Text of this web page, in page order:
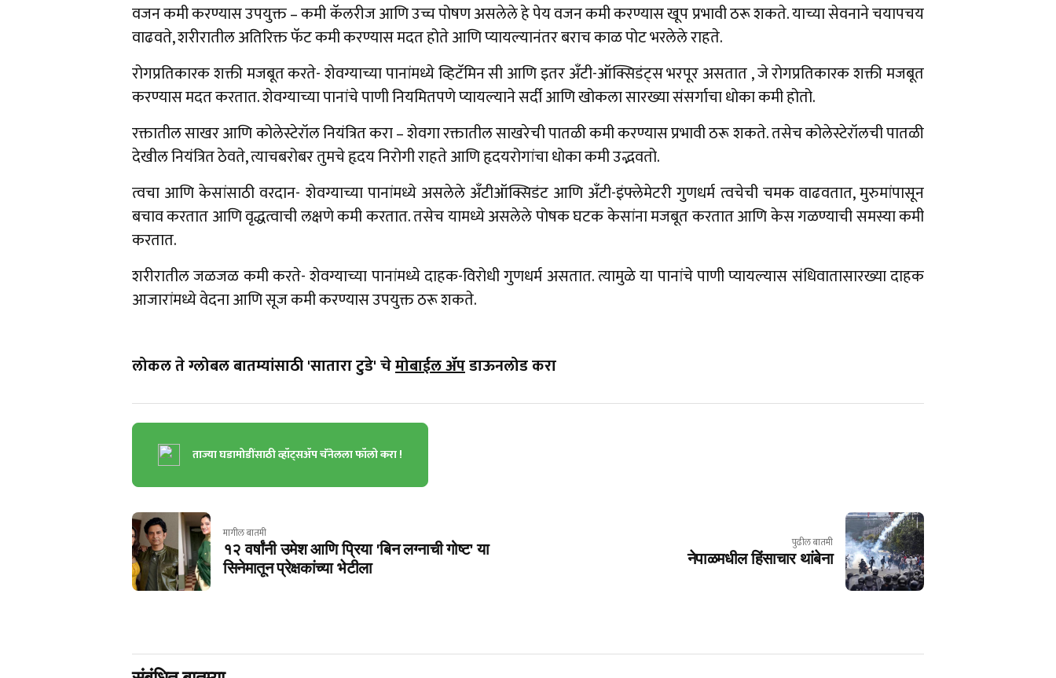
वजन कमी करण्यास उपयुक्त – कमी कॅलरीज आणि उच्च पोषण असलेले हे पेय वजन कमी करण्यास खूप प्रभावी ठरू शकते. याच्या सेवनाने चयापचय
वाढवते, शरीरातील अतिरिक्त फॅट कमी करण्यास मदत होते आणि प्यायल्यानंतर बराच काळ पोट भरलेले राहते.
रोगप्रतिकारक शक्ती मजबूत करते- शेवग्याच्या पानांमध्ये व्हिटॅमिन सी आणि इतर अँटी-ऑक्सिडंट्स भरपूर असतात , जे रोगप्रतिकारक शक्ती मजबूत
करण्यास मदत करतात. शेवग्याच्या पानांचे पाणी नियमितपणे प्यायल्याने सर्दी आणि खोकला सारख्या संसर्गाचा धोका कमी होतो.
रक्तातील साखर आणि कोलेस्टेरॉल नियंत्रित करा – शेवगा रक्तातील साखरेची पातळी कमी करण्यास प्रभावी ठरू शकते. तसेच कोलेस्टेरॉलची पातळी
देखील नियंत्रित ठेवते, त्याचबरोबर तुमचे हृदय निरोगी राहते आणि हृदयरोगांचा धोका कमी उद्भवतो.
त्वचा आणि केसांसाठी वरदान- शेवग्याच्या पानांमध्ये असलेले अँटीऑक्सिडंट आणि अँटी-इंफ्लेमेटरी गुणधर्म त्वचेची चमक वाढवतात, मुरुमांपासून
बचाव करतात आणि वृद्धत्वाची लक्षणे कमी करतात. तसेच यामध्ये असलेले पोषक घटक केसांना मजबूत करतात आणि केस गळण्याची समस्या कमी
करतात.
शरीरातील जळजळ कमी करते- शेवग्याच्या पानांमध्ये दाहक-विरोधी गुणधर्म असतात. त्यामुळे या पानांचे पाणी प्यायल्यास संधिवातासारख्या दाहक
आजारांमध्ये वेदना आणि सूज कमी करण्यास उपयुक्त ठरू शकते.
लोकल ते ग्लोबल बातम्यांसाठी 'सातारा टुडे' चेमोबाईल ॲपडाऊनलोड करा
ताज्या घडामोडींसाठी व्हॉट्सॲप चॅनेलला फॉलो करा !
मागील बातमी
१२ वर्षांनी उमेश आणि प्रिया 'बिन लग्नाची गोष्ट' या
सिनेमातून प्रेक्षकांच्या भेटीला
पुढील बातमी
नेपाळमधील हिंसाचार थांबेना